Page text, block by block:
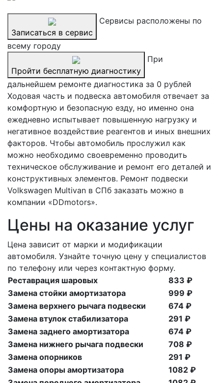
Записаться в сервис
Сервисы расположены по
всему городу
Пройти бесплатную диагностику
При
дальнейшем ремонте диагностика за 0 рублей
Ходовая часть и подвеска автомобиля отвечает за
комфортную и безопасную езду, но именно она
ежедневно испытывает повышенную нагрузку и
негативное воздействие реагентов и иных внешних
факторов. Чтобы автомобиль прослужил как
можно необходимо своевременно проводить
техническое обслуживание и ремонт его деталей и
конструктивных элементов. Ремонт подвески
Volkswagen Multivan в СПб заказать можно в
компании «DDmotors».
Цены на оказание услуг
Цена зависит от марки и модификации
автомобиля. Узнайте точную цену у специалистов
по телефону или через контактную форму.
Реставрация шаровых
833 ₽
Замена стойки амортизатора
999 ₽
Замена верхнего рычага подвески
674 ₽
Замена втулок стабилизатора
291 ₽
Замена заднего амортизатора
674 ₽
Замена нижнего рычага подвески
708 ₽
Замена опорников
291 ₽
Замена опоры амортизатора
1082 ₽